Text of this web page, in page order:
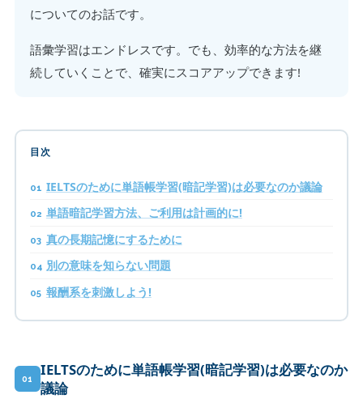
についてのお話です。
語彙学習はエンドレスです。でも、効率的な方法を継
続していくことで、確実にスコアアップできます!
目次
IELTSのために単語帳学習(暗記学習)は必要なのか議論
単語暗記学習方法、ご利用は計画的に!
真の長期記憶にするために
別の意味を知らない問題
報酬系を刺激しよう!
01
IELTSのために単語帳学習(暗記学習)は必要なのか
議論